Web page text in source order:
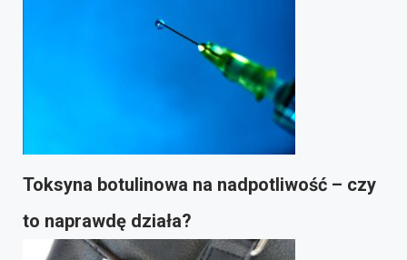
Toksyna botulinowa na nadpotliwość – czy
to naprawdę działa?